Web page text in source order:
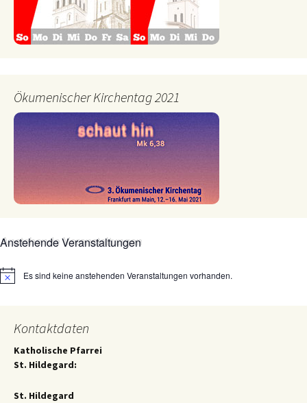
Ökumenischer Kirchentag 2021
Anstehende Veranstaltungen
HinweisEs sind keine anstehenden Veranstaltungen vorhanden.
Kontaktdaten
Katholische Pfarrei
St. Hildegard:
St. Hildegard